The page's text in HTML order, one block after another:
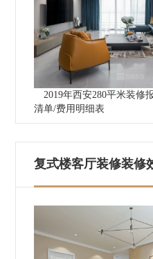
2019年西安280平米装修
清单/费用明细表
复式楼客厅装修装修